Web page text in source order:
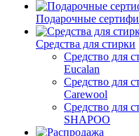
Подарочные
Средства для стирки
Средство для
Eucalan
Средство для
Carewool
Средство для
SHAPOO